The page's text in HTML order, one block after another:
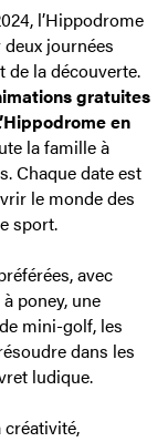
l’Hippodrome
journées
de la découverte.
gratuites
en
la famille à
Chaque date est
le monde des
sport.
avec
poney, une
mini-golf, les
dans les
ludique.
créativité,